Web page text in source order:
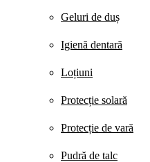
Geluri de duș
Igienă dentară
Loțiuni
Protecție solară
Protecție de vară
Pudră de talc